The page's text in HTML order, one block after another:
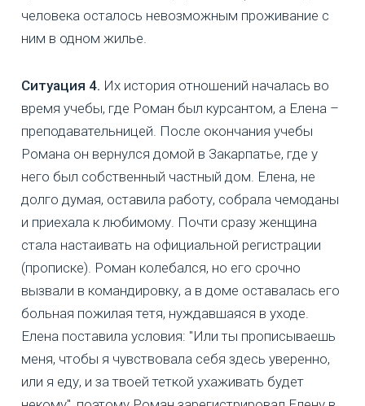
человека осталось невозможным проживание с
ним в одном жилье.
Ситуация 4. Их история отношений началась во
время учебы, где Роман был курсантом, а Елена –
преподавательницей. После окончания учебы
Романа он вернулся домой в Закарпатье, где у
него был собственный частный дом. Елена, не
долго думая, оставила работу, собрала чемоданы
и приехала к любимому. Почти сразу женщина
стала настаивать на официальной регистрации
(прописке). Роман колебался, но его срочно
вызвали в командировку, а в доме оставалась его
больная пожилая тетя, нуждавшаяся в уходе.
Елена поставила условия: "Или ты прописываешь
меня, чтобы я чувствовала себя здесь уверенно,
или я еду, и за твоей теткой ухаживать будет